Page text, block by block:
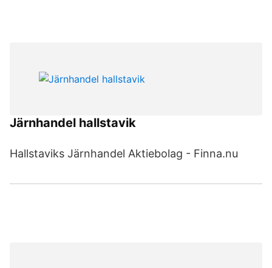
Järnhandel hallstavik
Hallstaviks Järnhandel Aktiebolag - Finna.nu